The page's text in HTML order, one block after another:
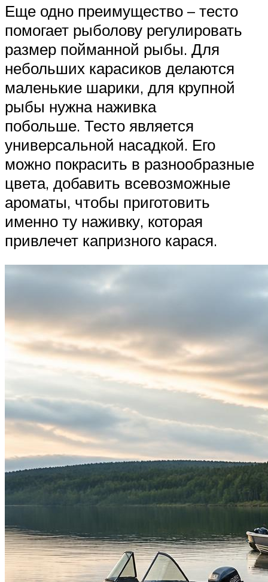
Еще одно преимущество – тесто
помогает рыболову регулировать
размер пойманной рыбы. Для
небольших карасиков делаются
маленькие шарики, для крупной
рыбы нужна наживка
побольше. Тесто является
универсальной насадкой. Его
можно покрасить в разнообразные
цвета, добавить всевозможные
ароматы, чтобы приготовить
именно ту наживку, которая
привлечет капризного карася.